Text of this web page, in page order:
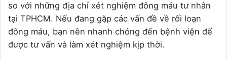
so với những địa chỉ xét nghiệm đông máu tư nhân
tại TPHCM. Nếu đang gặp các vấn đề về rối loạn
đông máu, bạn nên nhanh chóng đến bệnh viện để
được tư vấn và làm xét nghiệm kịp thời.